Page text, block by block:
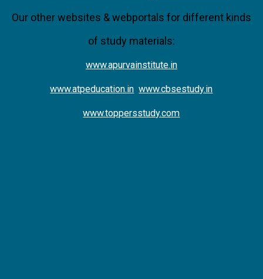
Our other websites & webportals for different kinds
of study materials:
www.apurvainstitute.in
www.atpeducation.in www.cbsestudy.in
www.toppersstudy.com